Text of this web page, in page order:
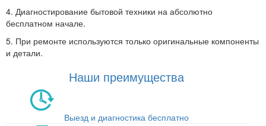
4. Диагностирование бытовой техники на абсолютно
бесплатном начале.
5. При ремонте используются только оригинальные компоненты
и детали.
Наши преимущества
Выезд и диагностика бесплатно